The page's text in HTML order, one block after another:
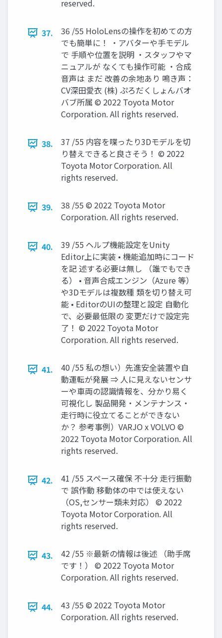
reserved.
37.
36 /55 HoloLensの操作を初めての方
でも簡単に！ ・アバターや手モデル
で 手順や位置を説明 ・スタッフやマ
ニュアルが なくても操作可能 ・合成
音声は まだ 改善の余地あり 鳴き声：
CV深田愛衣 (株) ぷろだくしょんバオ
バブ所属 © 2022 Toyota Motor
Corporation. All rights reserved.
38.
37 /55 内容を喋ったり3Dモデルを切
り替えできると良さそう！ © 2022
Toyota Motor Corporation. All
rights reserved.
39.
38 /55 © 2022 Toyota Motor
Corporation. All rights reserved.
40.
39 /55 ヘルプ機能設定をUnity
Editor上に実装 • 機能追加時にコード
を記 述する必要は無し （誰でもでき
る） • 音声合成エンジン（Azure 等）
や3Dモデルは複数種 類を切り替え可
能 • EditorのUIの整理と設定 自動化
で、必要最低限の 変更だけで設定完
了！ © 2022 Toyota Motor
Corporation. All rights reserved.
41.
40 /55 私の想い）先進安全装置や自
動運転が発展 ⇒ 人に見えないセンサ
ーや車両の認識情報を、分かり易く
可視化し 製品開発・メンテナンス・
走行時に役立てることができない
か？ 参考事例）VARJO x VOLVO ©
2022 Toyota Motor Corporation. All
rights reserved.
42.
41 /55 スペース確保 不十分 走行振動
で 誤作動 移動体の中では使えない
（OS,センサー類未対応） © 2022
Toyota Motor Corporation. All
rights reserved.
43.
42 /55 ※最新の情報は後述 （助手席
です！） © 2022 Toyota Motor
Corporation. All rights reserved.
44.
43 /55 © 2022 Toyota Motor
Corporation. All rights reserved.